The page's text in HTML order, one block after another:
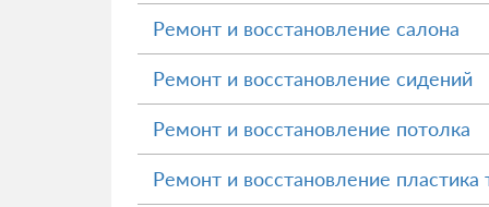
Ремонт и восстановление салона
Ремонт и восстановление сидений
Ремонт и восстановление потолка
Ремонт и восстановление пластика